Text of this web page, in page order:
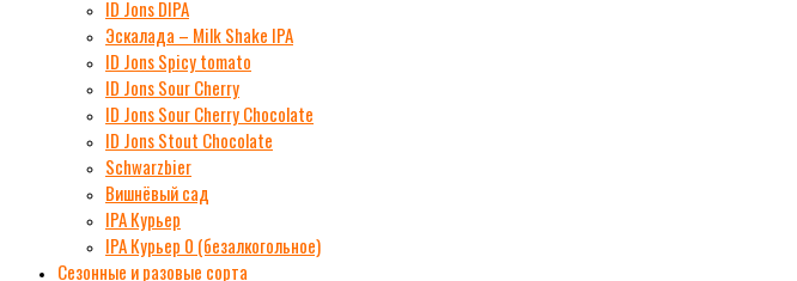
ID Jons DIPA
Эскалада – Milk Shake IPA
ID Jons Spicy tomato
ID Jons Sour Cherry
ID Jons Sour Cherry Chocolate
ID Jons Stout Chocolate
Schwarzbier
Вишнёвый сад
IPA Курьер
IPA Курьер 0 (безалкогольное)
Сезонные и разовые сорта